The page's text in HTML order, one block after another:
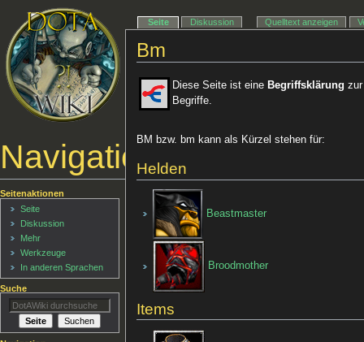
Bm
Diese Seite ist eine Begriffsklärung
Begriffe.
BM bzw. bm kann als Kürzel stehen für:
Helden
Beastmaster
Broodmother
Items
Navigationsmenü
Seite Diskussion Quelltext anzeigen
Seitenaktionen
Seite
Diskussion
Mehr
Werkzeuge
In anderen Sprachen
Suche